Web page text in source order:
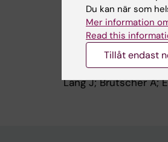
Dopico C; Gasull D;
PREPRINT:BIORXIV.
Tissue resident
barrier disruption in
Lang J; Brutscher A;
Du kan när som
Mer information
Read this
Tillåt endast